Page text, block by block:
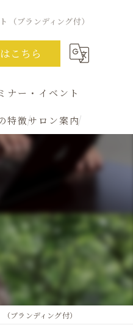
（ブランディング付）
こちら
ィング付）
ェクト
の特別スペシャルコース
認定講座
成講座
成講座
ナー・イベント
特徴サロン案内
ブランディング付）